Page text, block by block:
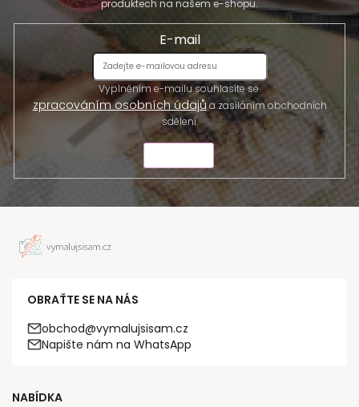
produktech na našem e-shopu.
E-mail
Vyplněním e-mailu souhlasíte se
zpracováním osobních údajůa zasíláním obchodních
sdělení.
OBRAŤTE SE NA NÁS
obchod@vymalujsisam.cz
Napište nám na WhatsApp
NABÍDKA